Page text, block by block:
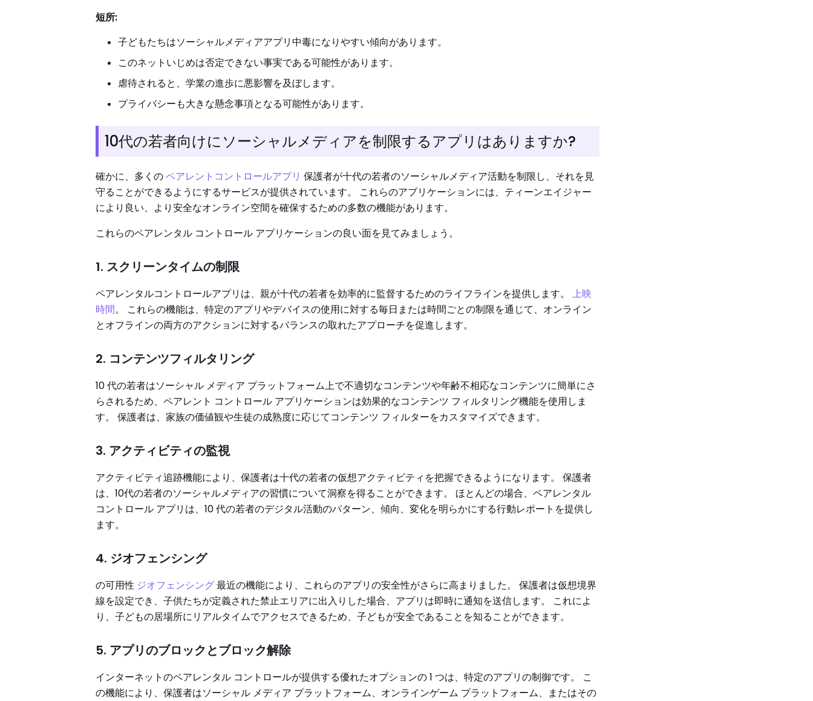
短所:
子どもたちはソーシャルメディアアプリ中毒になりやすい傾向があります。
このネットいじめは否定できない事実である可能性があります。
虐待されると、学業の進歩に悪影響を及ぼします。
プライバシーも大きな懸念事項となる可能性があります。
10代の若者向けにソーシャルメディアを制限するアプリはありますか?
確かに、多くのペアレントコントロールアプリ 保護者が十代の若者のソーシャルメディア活動を制限し、それを見
守ることができるようにするサービスが提供されています。 これらのアプリケーションには、ティーンエイジャー
により良い、より安全なオンライン空間を確保するための多数の機能があります。
これらのペアレンタル コントロール アプリケーションの良い面を見てみましょう。
1. スクリーンタイムの制限
ペアレンタルコントロールアプリは、親が十代の若者を効率的に監督するためのライフラインを提供します。上映
時間。 これらの機能は、特定のアプリやデバイスの使用に対する毎日または時間ごとの制限を通じて、オンライン
とオフラインの両方のアクションに対するバランスの取れたアプローチを促進します。
2. コンテンツフィルタリング
10 代の若者はソーシャル メディア プラットフォーム上で不適切なコンテンツや年齢不相応なコンテンツに簡単にさ
らされるため、ペアレント コントロール アプリケーションは効果的なコンテンツ フィルタリング機能を使用しま
す。 保護者は、家族の価値観や生徒の成熟度に応じてコンテンツ フィルターをカスタマイズできます。
3. アクティビティの監視
アクティビティ追跡機能により、保護者は十代の若者の仮想アクティビティを把握できるようになります。 保護者
は、10代の若者のソーシャルメディアの習慣について洞察を得ることができます。 ほとんどの場合、ペアレンタル
コントロール アプリは、10 代の若者のデジタル活動のパターン、傾向、変化を明らかにする行動レポートを提供し
ます。
4. ジオフェンシング
の可用性 ジオフェンシング最近の機能により、これらのアプリの安全性がさらに高まりました。 保護者は仮想境界
線を設定でき、子供たちが定義された禁止エリアに出入りした場合、アプリは即時に通知を送信します。 これによ
り、子どもの居場所にリアルタイムでアクセスできるため、子どもが安全であることを知ることができます。
5. アプリのブロックとブロック解除
インターネットのペアレンタル コントロールが提供する優れたオプションの 1 つは、特定のアプリの制御です。 こ
の機能により、保護者はソーシャル メディア プラットフォーム、オンラインゲーム プラットフォーム、またはその